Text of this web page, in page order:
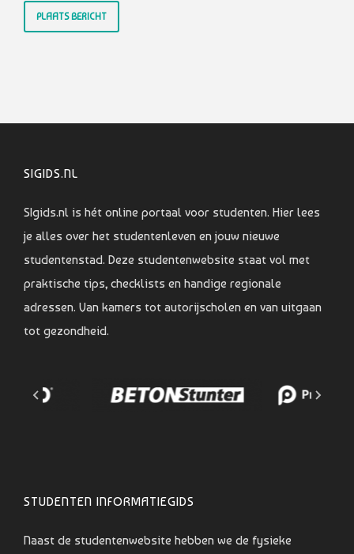
SIGIDS.NL
SIgids.nl is hét online portaal voor studenten. Hier lees
je alles over het studentenleven en jouw nieuwe
studentenstad. Deze studentenwebsite staat vol met
praktische tips, checklists en handige regionale
adressen. Van kamers tot autorijscholen en van uitgaan
tot gezondheid.
STUDENTEN INFORMATIEGIDS
Naast de studentenwebsite hebben we de fysieke